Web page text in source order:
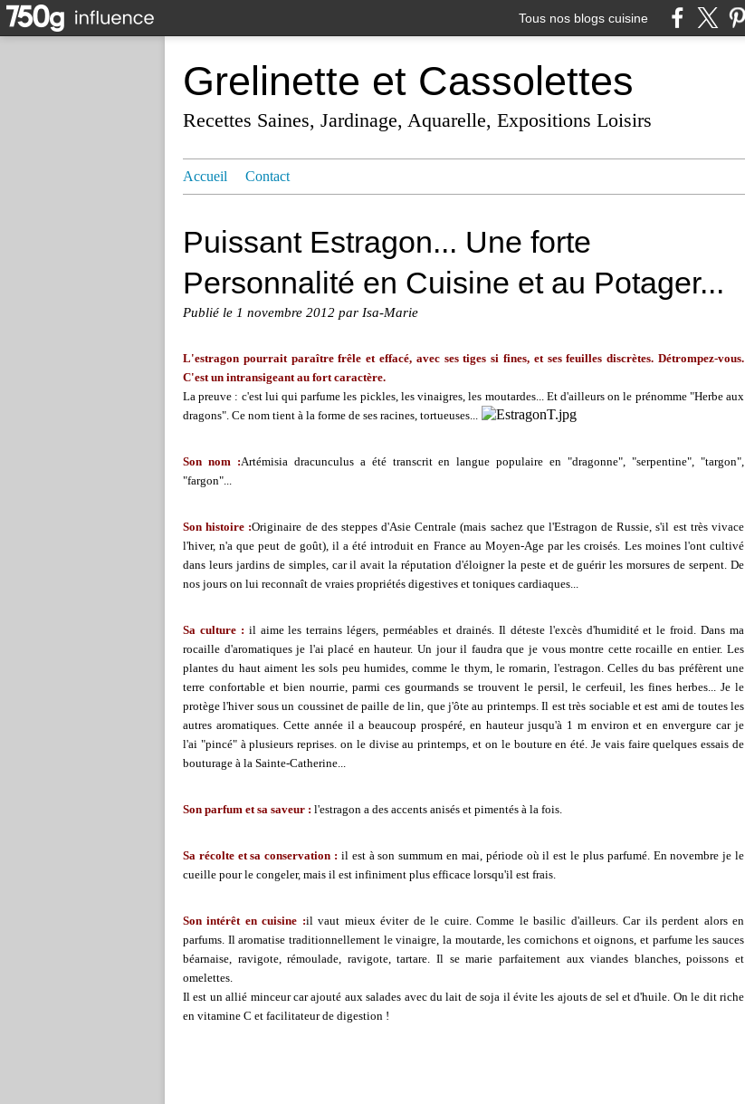
Tous nos blogs cuisine
Grelinette et Cassolettes
Recettes Saines, Jardinage, Aquarelle, Expositions Loisirs
Accueil Contact
Puissant Estragon... Une forte
Personnalité en Cuisine et au Potager...
Publié le 1 novembre 2012 par Isa-Marie
L'estragon pourrait paraître frêle et effacé, avec ses tiges si fines, et ses feuilles discrètes. Détrompez-vous.
C'est un intransigeant au fort caractère.
La preuve : c'est lui qui parfume les pickles, les vinaigres, les moutardes... Et d'ailleurs on le prénomme "Herbe aux
dragons". Ce nom tient à la forme de ses racines, tortueuses...
Son nom :Artémisia dracunculus a été transcrit en langue populaire en "dragonne", "serpentine", "targon",
"fargon"...
Son histoire :Originaire de des steppes d'Asie Centrale (mais sachez que l'Estragon de Russie, s'il est très vivace
l'hiver, n'a que peut de goût), il a été introduit en France au Moyen-Age par les croisés. Les moines l'ont cultivé
dans leurs jardins de simples, car il avait la réputation d'éloigner la peste et de guérir les morsures de serpent. De
nos jours on lui reconnaît de vraies propriétés digestives et toniques cardiaques...
Sa culture : il aime les terrains légers, perméables et drainés. Il déteste l'excès d'humidité et le froid. Dans ma
rocaille d'aromatiques je l'ai placé en hauteur. Un jour il faudra que je vous montre cette rocaille en entier. Les
plantes du haut aiment les sols peu humides, comme le thym, le romarin, l'estragon. Celles du bas préfèrent une
terre confortable et bien nourrie, parmi ces gourmands se trouvent le persil, le cerfeuil, les fines herbes... Je le
protège l'hiver sous un coussinet de paille de lin, que j'ôte au printemps. Il est très sociable et est ami de toutes les
autres aromatiques. Cette année il a beaucoup prospéré, en hauteur jusqu'à 1 m environ et en envergure car je
l'ai "pincé" à plusieurs reprises. on le divise au printemps, et on le bouture en été. Je vais faire quelques essais de
bouturage à la Sainte-Catherine...
Son parfum et sa saveur : l'estragon a des accents anisés et pimentés à la fois.
Sa récolte et sa conservation : il est à son summum en mai, période où il est le plus parfumé. En novembre je le
cueille pour le congeler, mais il est infiniment plus efficace lorsqu'il est frais.
Son intérêt en cuisine :il vaut mieux éviter de le cuire. Comme le basilic d'ailleurs. Car ils perdent alors en
parfums. Il aromatise traditionnellement le vinaigre, la moutarde, les cornichons et oignons, et parfume les sauces
béarnaise, ravigote, rémoulade, ravigote, tartare. Il se marie parfaitement aux viandes blanches, poissons et
omelettes.
Il est un allié minceur car ajouté aux salades avec du lait de soja il évite les ajouts de sel et d'huile. On le dit riche
en vitamine C et facilitateur de digestion !